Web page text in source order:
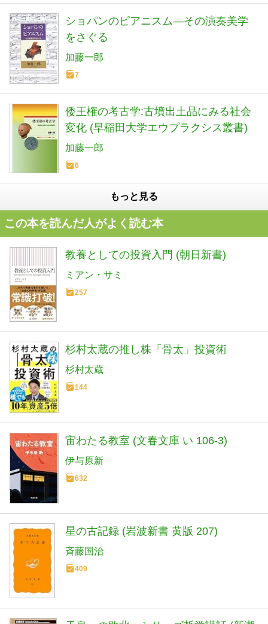
ショパンのピアニスム―その演奏美学
をさぐる
加藤一郎
7
倭王権の考古学:古墳出土品にみる社会
変化 (早稲田大学エウプラクシス叢書)
加藤一郎
6
もっと見る
この本を読んだ人がよく読む本
教養としての投資入門 (朝日新書)
ミアン・サミ
257
杉村太蔵の推し株「骨太」投資術
杉村太蔵
144
宙わたる教室 (文春文庫 い 106-3)
伊与原新
632
星の古記録 (岩波新書 黄版 207)
斉藤国治
409